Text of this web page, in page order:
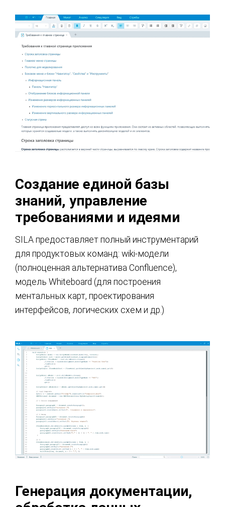
Создание единой базы
знаний, управление
требованиями и идеями
SILA предоставляет полный инструментарий
для продуктовых команд: wiki-модели
(полноценная альтернатива Confluence),
модель Whiteboard (для построения
ментальных карт, проектирования
интерфейсов, логических схем и др.)
Генерация документации,